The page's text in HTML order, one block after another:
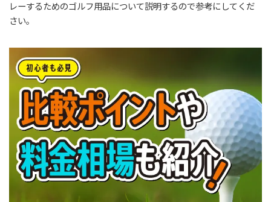
レーするためのゴルフ用品について説明するので参考にしてくだ
さい。